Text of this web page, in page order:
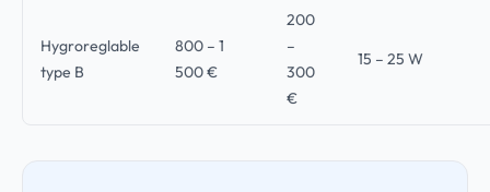
Hygroreglable
type B
800 – 1
500 €
200
–
300
€
15 – 25 W